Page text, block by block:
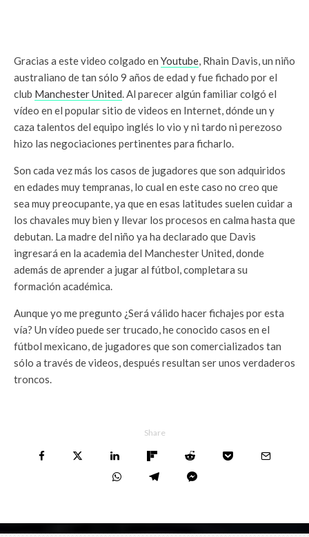
Gracias a este video colgado en Youtube, Rhain Davis, un niño
australiano de tan sólo 9 años de edad y fue fichado por el
club Manchester United. Al parecer algún familiar colgó el
vídeo en el popular sitio de videos en Internet, dónde un y
caza talentos del equipo inglés lo vio y ni tardo ni perezoso
hizo las negociaciones pertinentes para ficharlo.
Son cada vez más los casos de jugadores que son adquiridos
en edades muy tempranas, lo cual en este caso no creo que
sea muy preocupante, ya que en esas latitudes suelen cuidar a
los chavales muy bien y llevar los procesos en calma hasta que
debutan. La madre del niño ya ha declarado que Davis
ingresará en la academia del Manchester United, donde
además de aprender a jugar al fútbol, completara su
formación académica.
Aunque yo me pregunto ¿Será válido hacer fichajes por esta
vía? Un vídeo puede ser trucado, he conocido casos en el
fútbol mexicano, de jugadores que son comercializados tan
sólo a través de videos, después resultan ser unos verdaderos
troncos.
Share